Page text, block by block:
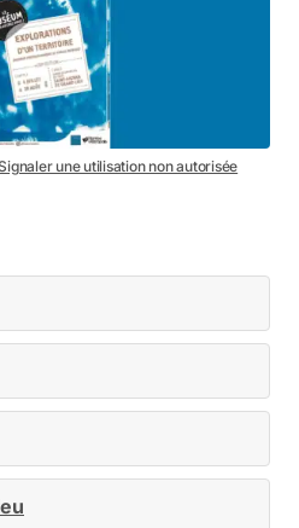
une utilisation non autorisée